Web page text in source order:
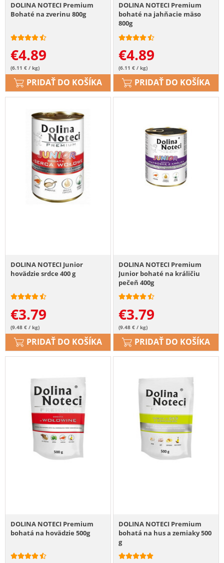
DOLINA NOTECI Premium
Bohaté na zverinu 800g
€4.89
(6.11 € / kg)
PRIDAŤ DO KOŠÍKA
DOLINA NOTECI Premium
bohaté na jahňacie mäso
800g
€4.89
(6.11 € / kg)
PRIDAŤ DO KOŠÍKA
DOLINA NOTECI Junior
hovädzie srdce 400 g
€3.79
(9.48 € / kg)
PRIDAŤ DO KOŠÍKA
DOLINA NOTECI Premium
Junior bohaté na králičiu
pečeň 400g
€3.79
(9.48 € / kg)
PRIDAŤ DO KOŠÍKA
DOLINA NOTECI Premium
bohatá na hovädzie 500g
DOLINA NOTECI Premium
bohatá na hus a zemiaky 500
g